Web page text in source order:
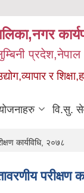
प्रदेश,नेपाल
र
वि.सु.
कार्यविधि, २०७८
परीक्षण